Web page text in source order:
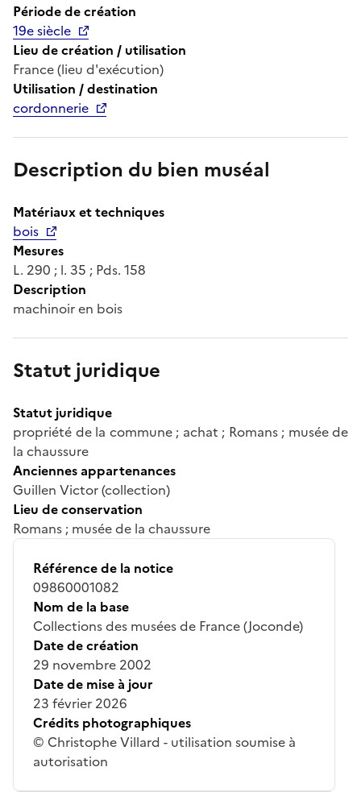
Période de création
19e siècle
Lieu de création / utilisation
France (lieu d'exécution)
Utilisation / destination
cordonnerie
Description du bien muséal
Matériaux et techniques
bois
Mesures
L. 290 ; l. 35 ; Pds. 158
Description
machinoir en bois
Statut juridique
Statut juridique
propriété de la commune ; achat ; Romans ; musée de
la chaussure
Anciennes appartenances
Guillen Victor (collection)
Lieu de conservation
Romans ; musée de la chaussure
Référence de la notice
09860001082
Nom de la base
Collections des musées de France (Joconde)
Date de création
29 novembre 2002
Date de mise à jour
23 février 2026
Crédits photographiques
© Christophe Villard - utilisation soumise à
autorisation